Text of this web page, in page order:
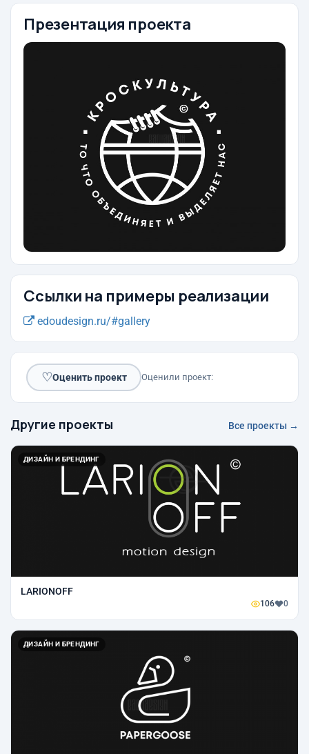
Презентация проекта
Ссылки на примеры реализации
edoudesign.ru/#gallery
♡Оценить проект Оценили проект:
Другие проекты Все проекты →
ДИЗАЙН И БРЕНДИНГ
LARIONOFF
106 0
ДИЗАЙН И БРЕНДИНГ